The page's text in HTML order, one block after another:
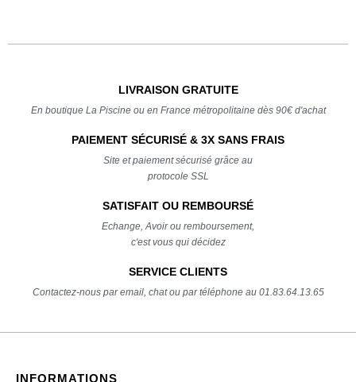
LIVRAISON GRATUITE
En boutique La Piscine ou en France métropolitaine dès 90€ d'achat
PAIEMENT SÉCURISÉ & 3X SANS FRAIS
Site et paiement sécurisé grâce au
protocole SSL
SATISFAIT OU REMBOURSÉ
Echange, Avoir ou remboursement,
c'est vous qui décidez
SERVICE CLIENTS
Contactez-nous par email, chat ou par téléphone au 01.83.64.13.65
INFORMATIONS